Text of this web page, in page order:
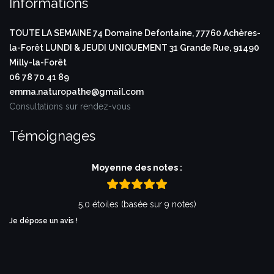
Informations
TOUTE LA SEMAINE74 Domaine Defontaine,77760 Achères-
la-Forêt LUNDI & JEUDI UNIQUEMENT 31 Grande Rue, 91490
Milly-la-Forêt
06 78 70 41 89
emma.naturopathe@gmail.com
Consultations sur rendez-vous
Témoignages
Moyenne des notes :
5.0 étoiles (basée sur 9 notes)
Je dépose un avis !